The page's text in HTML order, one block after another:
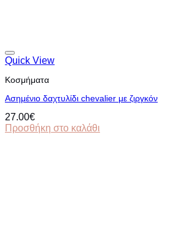
Quick View
Κοσμήματα
Ασημένιο δαχτυλίδι chevalier με ζιργκόν
27.00€
Προσθήκη στο καλάθι